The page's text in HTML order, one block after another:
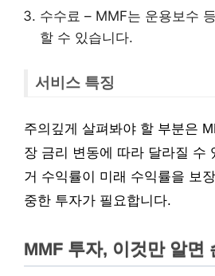
수수료 – MMF는 운용보수
할 수 있습니다.
서비스 특징
주의깊게 살펴봐야 할 부분은
장 금리 변동에 따라 달라질 수
거 수익률이 미래 수익률을 보
중한 투자가 필요합니다.
MMF 투자, 이것만 알면